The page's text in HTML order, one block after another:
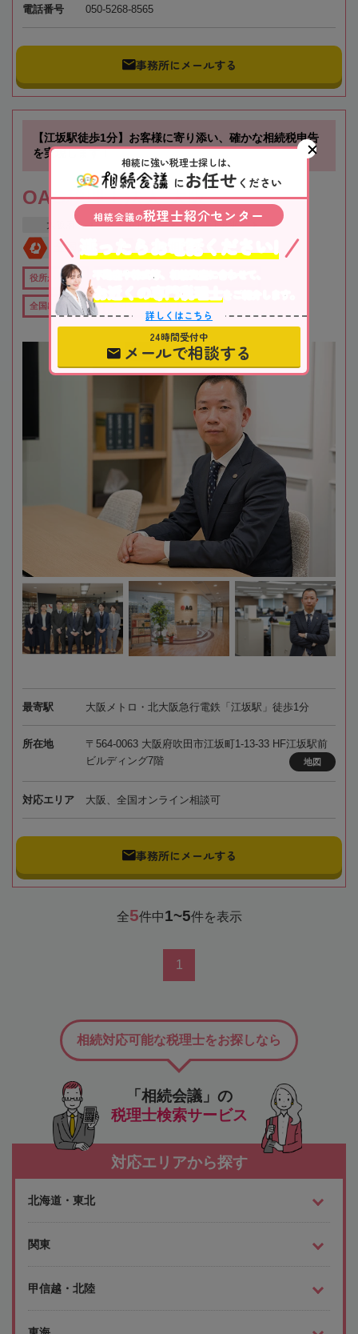
電話番号 050-5268-8565
事務所にメールする
【江坂駅徒歩1分】お客様に寄り添い、確かな相続税申告
を実現します！
OAG税理士法人 大阪
大阪府 吹田市 江坂駅
全国対応
役所から近い 在籍数10名以上
全国出張対応可 女性税理士在籍
最寄駅 大阪メトロ・北大阪急行電鉄「江坂駅」徒歩1分
所在地
〒564-0063 大阪府吹田市江坂町1-13-33 HF江坂駅前
ビルディング7階
地図
対応エリア 大阪、全国オンライン相談可
事務所にメールする
全5件中1~5件を表示
1
「相続会議」の
税理士検索サービス
相続対応可能な税理士をお探しなら
対応エリアから探す
北海道・東北
関東
甲信越・北陸
相続に強い税理士探しは、
にお任せ ください
相続会議の税理士紹介センター
不動産や株式等、相続資産に合わせて、
お近くの専門税理士
をご紹介します。
詳しくはこちら
24時間受付中
メールで相談する